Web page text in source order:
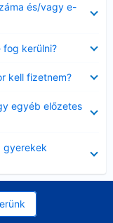
és/vagy e-
fog kerülni?
kell fizetnem?
egyéb előzetes
gyerekek